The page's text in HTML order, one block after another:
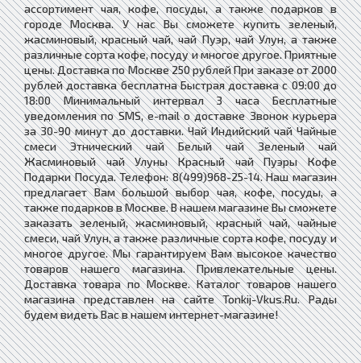
ассортимент чая, кофе, посуды, а также подарков в
городе Москва. У нас Вы сможете купить зеленый,
жасминовый, красный чай, чай Пуэр, чай Улун, а также
различные сорта кофе, посуду и многое другое. Приятные
цены. Доставка по Москве 250 рублей При заказе от 2000
рублей доставка бесплатна Быстрая доставка c 09:00 до
18:00 Минимальный интервал 3 часа Бесплатные
уведомления по SMS, e-mail о доставке Звонок курьера
за 30-90 минут до доставки. Чай Индийский чай Чайные
смеси Этнический чай Белый чай Зеленый чай
Жасминовый чай Улуны Красный чай Пуэры Кофе
Подарки Посуда. Телефон: 8(499)968-25-14. Наш магазин
предлагает Вам большой выбор чая, кофе, посуды, а
также подарков в Москве. В нашем магазине Вы сможете
заказать зеленый, жасминовый, красный чай, чайные
смеси, чай Улун, а также различные сорта кофе, посуду и
многое другое. Мы гарантируем Вам высокое качество
товаров нашего магазина. Привлекательные цены.
Доставка товара по Москве. Каталог товаров нашего
магазина представлен на сайте Tonkij-Vkus.Ru. Рады
будем видеть Вас в нашем интернет-магазине!